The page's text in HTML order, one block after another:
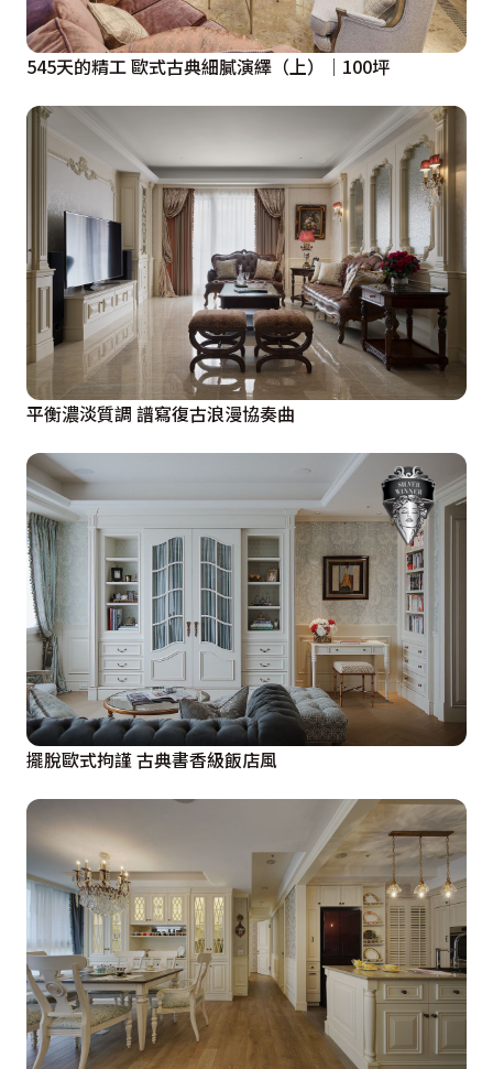
545天的精工 歐式古典細膩演繹（上）｜100坪
平衡濃淡質調 譜寫復古浪漫協奏曲
擺脫歐式拘謹 古典書香級飯店風